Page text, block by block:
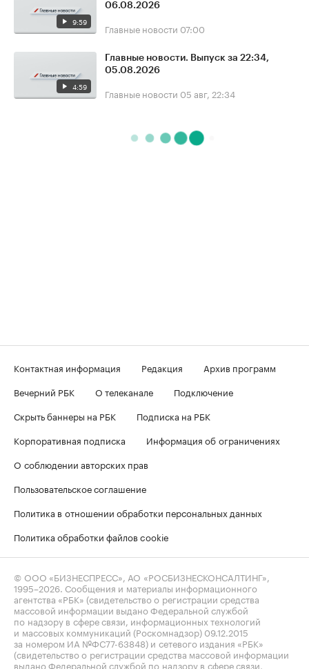
9:59
06.08.2026
Главные новости 07:00
4:59
Главные новости. Выпуск за 22:34,
05.08.2026
Главные новости 05 авг, 22:34
Контактная информация Редакция
Архив программ
Вечерний РБК
О телеканале
Подключение
Скрыть баннеры на РБК
Подписка на РБК
Корпоративная подписка
Информация об ограничениях
О соблюдении авторских прав
Пользовательское соглашение
Политика в отношении обработки персональных данных
Политика обработки файлов cookie
© ООО «БИЗНЕСПРЕСС», АО «РОСБИЗНЕСКОНСАЛТИНГ»,
1995–2026 . Сообщения и материалы информационного
агентства «РБК» (свидетельство о регистрации средства
массовой информации выдано Федеральной службой
по надзору в сфере связи, информационных технологий
и массовых коммуникаций (Роскомнадзор) 09.12.2015
за номером ИА №ФС77-63848) и сетевого издания «РБК»
(свидетельство о регистрации средства массовой информации
выдано Федеральной службой по надзору в сфере связи,